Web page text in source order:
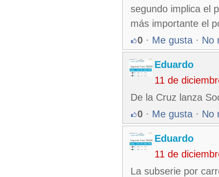
segundo implica el
más importante el
0 · Me gusta · No
Eduardo
11 de
De la Cruz lanza
0 · Me gusta · No
Eduardo
11 de
La subserie por